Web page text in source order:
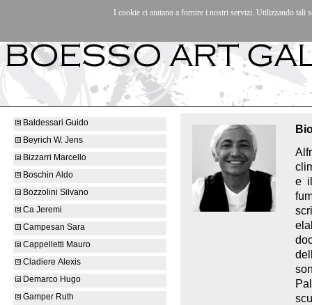
La galleria|Contatti|
Baldessari Guido
Beyrich W. Jens
Bizzarri Marcello
Boschin Aldo
Bozzolini Silvano
Ca Jeremi
Campesan Sara
Cappelletti Mauro
Cladiere Alexis
Demarco Hugo
Gamper Ruth
e
I cookie ci aiutano a fornire i nostri servizi. Utilizzando tali